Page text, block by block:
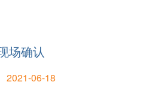
场确认
2021-06-18